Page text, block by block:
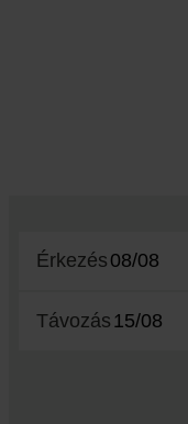
Érkezés
Távozás